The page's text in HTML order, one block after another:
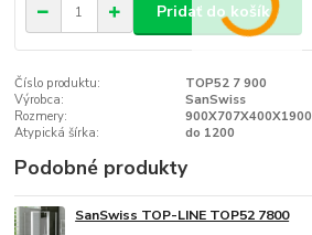
Pridať do košíka
Číslo produktu:
TOP52 7 900
Výrobca:
SanSwiss
Rozmery:
900X707X400X1900
Atypická šírka:
do 1200
Podobné produkty
SanSwiss TOP-LINE TOP52 7800